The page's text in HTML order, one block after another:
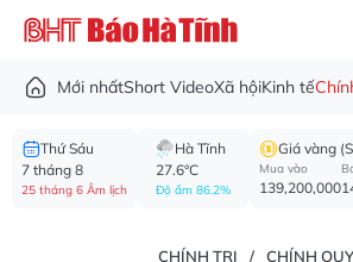
Mới nhấtShort VideoXã hộiKinh tế
Thứ Sáu
7 tháng 8
25 tháng 6 Âm lịch
Hà Tĩnh
27.6°C
Độ ẩm 86.2%
Giá vàng
Mua vào
139,200,000
CHÍNH TRỊ CHÍNH